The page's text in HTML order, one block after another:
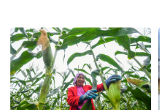
浙江 安徽
山东 河南
广东 广西